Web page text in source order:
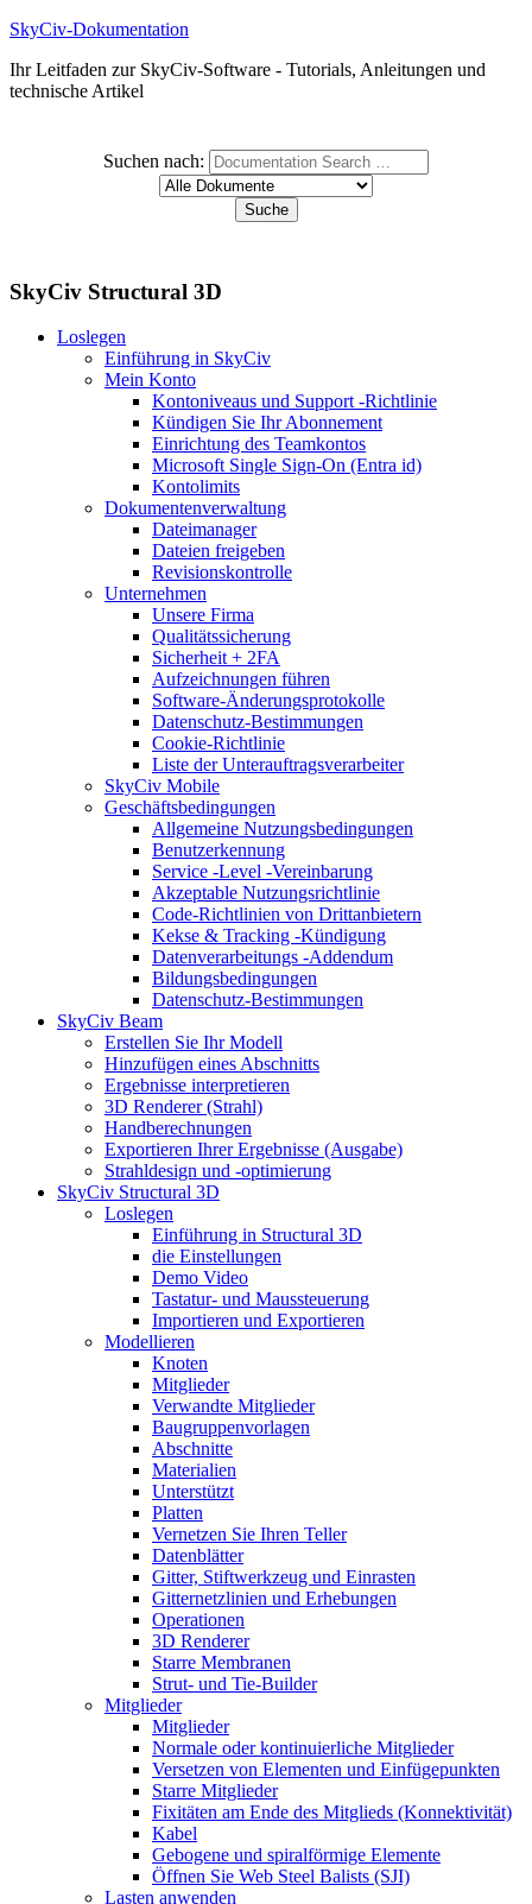
SkyCiv-Dokumentation
Ihr Leitfaden zur SkyCiv-Software - Tutorials, Anleitungen und
technische Artikel
Suchen nach:
SkyCiv Structural 3D
Loslegen
Einführung in SkyCiv
Mein Konto
Kontoniveaus und Support -Richtlinie
Kündigen Sie Ihr Abonnement
Einrichtung des Teamkontos
Microsoft Single Sign-On (Entra id)
Kontolimits
Dokumentenverwaltung
Dateimanager
Dateien freigeben
Revisionskontrolle
Unternehmen
Unsere Firma
Qualitätssicherung
Sicherheit + 2FA
Aufzeichnungen führen
Software-Änderungsprotokolle
Datenschutz-Bestimmungen
Cookie-Richtlinie
Liste der Unterauftragsverarbeiter
SkyCiv Mobile
Geschäftsbedingungen
Allgemeine Nutzungsbedingungen
Benutzerkennung
Service -Level -Vereinbarung
Akzeptable Nutzungsrichtlinie
Code-Richtlinien von Drittanbietern
Kekse & Tracking -Kündigung
Datenverarbeitungs -Addendum
Bildungsbedingungen
Datenschutz-Bestimmungen
SkyCiv Beam
Erstellen Sie Ihr Modell
Hinzufügen eines Abschnitts
Ergebnisse interpretieren
3D Renderer (Strahl)
Handberechnungen
Exportieren Ihrer Ergebnisse (Ausgabe)
Strahldesign und -optimierung
SkyCiv Structural 3D
Loslegen
Einführung in Structural 3D
die Einstellungen
Demo Video
Tastatur- und Maussteuerung
Importieren und Exportieren
Modellieren
Knoten
Mitglieder
Verwandte Mitglieder
Baugruppenvorlagen
Abschnitte
Materialien
Unterstützt
Platten
Vernetzen Sie Ihren Teller
Datenblätter
Gitter, Stiftwerkzeug und Einrasten
Gitternetzlinien und Erhebungen
Operationen
3D Renderer
Starre Membranen
Strut- und Tie-Builder
Mitglieder
Mitglieder
Normale oder kontinuierliche Mitglieder
Versetzen von Elementen und Einfügepunkten
Starre Mitglieder
Fixitäten am Ende des Mitglieds (Konnektivität)
Kabel
Gebogene und spiralförmige Elemente
Öffnen Sie Web Steel Balists (SJI)
Lasten anwenden